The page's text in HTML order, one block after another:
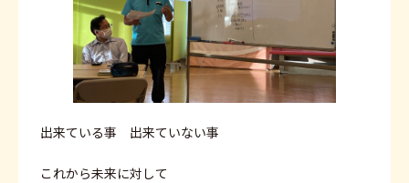
出来ている事 出来ていない事
これから未来に対して